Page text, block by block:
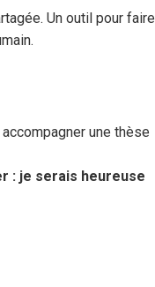
Un outil pour faire
une thèse
: je serais heureuse